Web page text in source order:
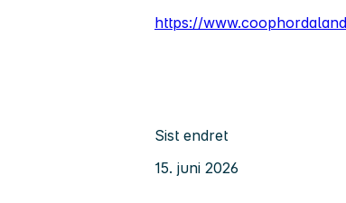
https://
Sist endret
15. juni 2026